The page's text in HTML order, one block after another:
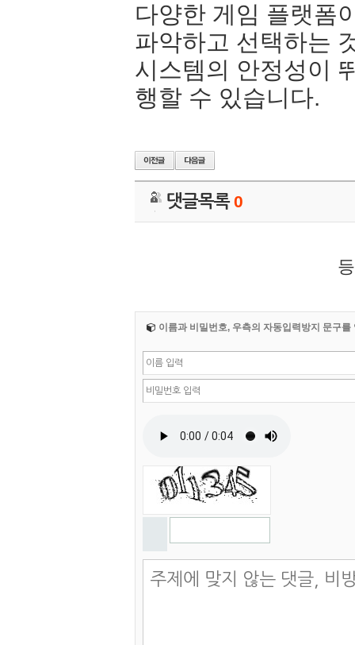
다양한 게임 플랫폼
파악하고 선택하는
시스템의 안정성이
행할 수 있습니다.
댓글목록0
이름과 비밀번호, 우측의 자동입력방지 문구를